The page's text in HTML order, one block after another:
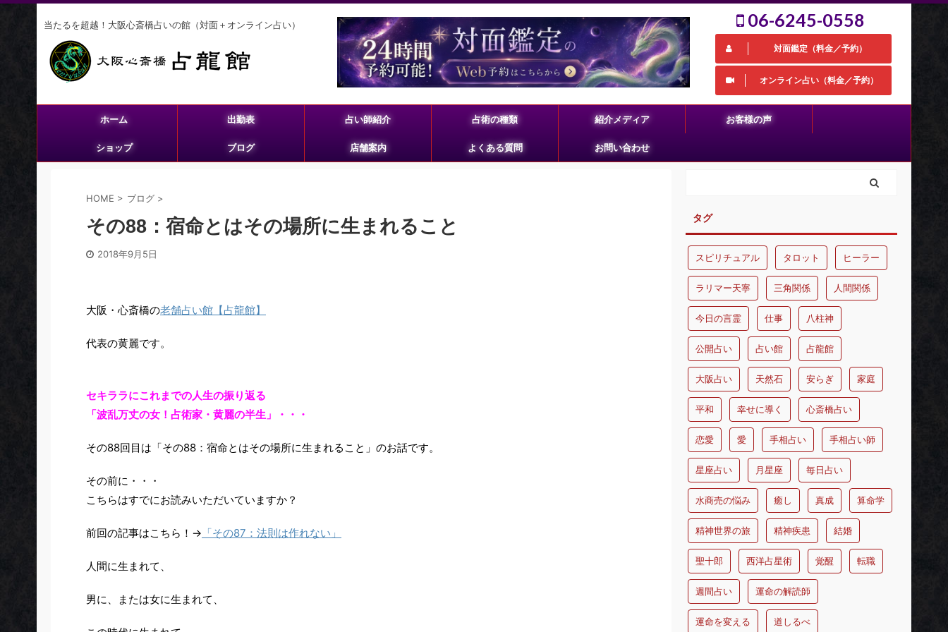
当たるを超越！大阪心斎橋占いの館（対面＋オンライン占い） 06-6245-0558
対面鑑定（料金／予約）
オンライン占い（料金／予約）
ホーム 出勤表 占い師紹介 占術の種類 紹介メディア お客様の声
ショップ ブログ 店舗案内 よくある質問 お問い合わせ
HOME > ブログ >
その88：宿命とはその場所に生まれること
2018年9月5日
大阪・心斎橋の老舗占い館【占龍館】
代表の黄麗です。
セキララにこれまでの人生の振り返る
「波乱万丈の女！占術家・黄麗の半生」・・・
その88回目は「その88：宿命とはその場所に生まれること」のお話です。
その前に・・・
こちらはすでにお読みいただいていますか？
前回の記事はこちら！→ 「その87：法則は作れない」
人間に生まれて、
男に、または女に生まれて、
タグ
スピリチュアル タロット ヒーラー
ラリマー天寧 三角関係 人間関係
今日の言霊 仕事 八柱神
公開占い 占い館 占龍館
大阪占い 天然石 安らぎ 家庭
平和 幸せに導く 心斎橋占い
恋愛 愛 手相占い 手相占い師
星座占い 月星座 毎日占い
水商売の悩み 癒し 真成 算命学
精神世界の旅 精神疾患 結婚
聖十郎 西洋占星術 覚醒 転職
週間占い 運命の解読師
運命を変える 道しるべ